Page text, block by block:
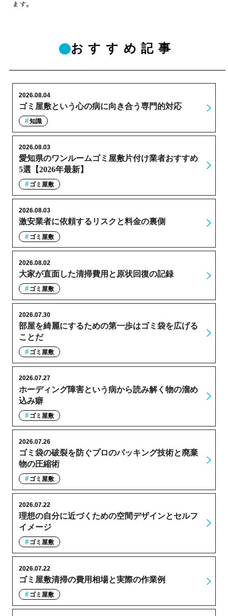
ます。
おすすめ記事
ゴミ屋敷という心の病に向き合う専門的対応
2026.08.04
知識
愛知県のワンルームゴミ屋敷片付け業者おすすめ
5選【2026年最新】
2026.08.03
ゴミ屋敷
激安業者に依頼するリスクと料金の裏側
2026.08.03
ゴミ屋敷
大家が直面した清掃費用と原状回復の記録
2026.08.02
ゴミ屋敷
部屋を綺麗にするための第一歩はゴミ袋を広げる
ことだ
2026.07.30
ゴミ屋敷
ホーディング障害という病から読み解く物の溜め
込み癖
2026.07.27
ゴミ屋敷
ゴミ袋の破裂を防ぐプロのパッキング技術と廃棄
物の圧縮術
2026.07.26
ゴミ屋敷
理想の自分に近づくための空間デザインとセルフ
イメージ
2026.07.22
ゴミ屋敷
ゴミ屋敷清掃の費用相場と実際の作業例
2026.07.22
ゴミ屋敷